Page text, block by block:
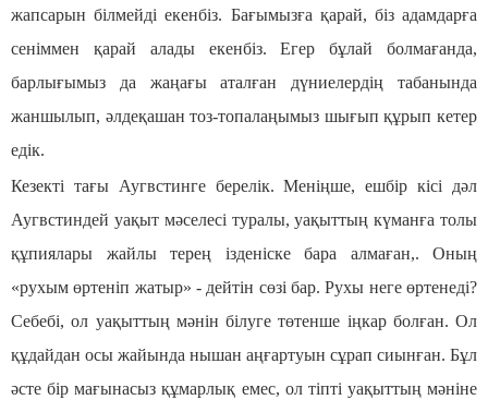
жапсарын білмейді екенбіз. Бағымызға қарай, біз адамдарға
сеніммен қарай алады екенбіз. Егер бұлай болмағанда,
барлығымыз да жаңағы аталған дүниелердің табанында
жаншылып, әлдеқашан тоз-топалаңымыз шығып құрып кетер
едік.
Кезекті тағы Аугвстинге берелік. Меніңше, ешбір кісі дәл
Аугвстиндей уақыт мәселесі туралы, уақыттың күманға толы
құпиялары жайлы терең ізденіске бара алмаған,. Оның
«рухым өртеніп жатыр» - дейтін сөзі бар. Рухы неге өртенеді?
Себебі, ол уақыттың мәнін білуге төтенше іңкар болған. Ол
құдайдан осы жайында нышан аңғартуын сұрап сиынған. Бұл
әсте бір мағынасыз құмарлық емес, ол тіпті уақыттың мәніне